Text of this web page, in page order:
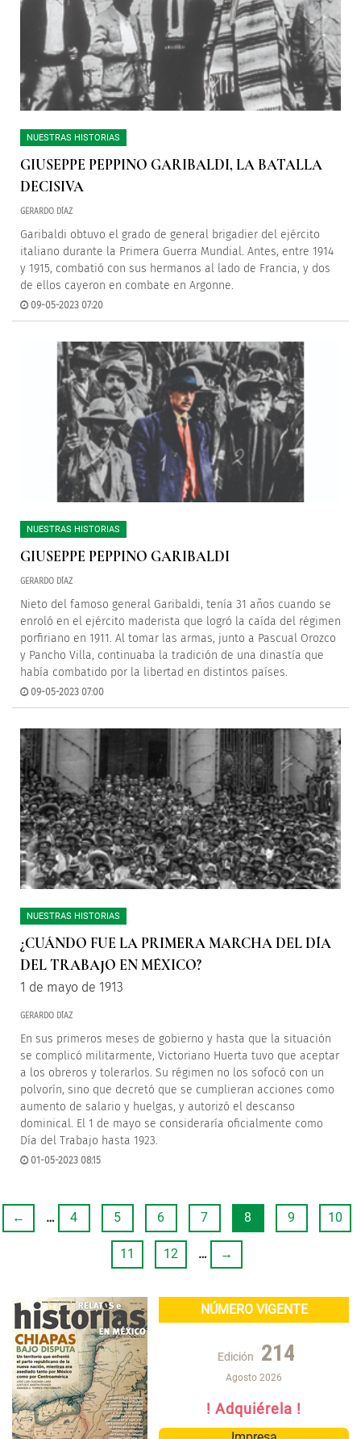
NUESTRAS HISTORIAS
GIUSEPPE PEPPINO GARIBALDI, LA BATALLA
DECISIVA
GERARDO DÍAZ
Garibaldi obtuvo el grado de general brigadier del ejército
italiano durante la Primera Guerra Mundial. Antes, entre 1914
y 1915, combatió con sus hermanos al lado de Francia, y dos
de ellos cayeron en combate en Argonne.
09-05-2023 07:20
NUESTRAS HISTORIAS
GIUSEPPE PEPPINO GARIBALDI
GERARDO DÍAZ
Nieto del famoso general Garibaldi, tenía 31 años cuando se
enroló en el ejército maderista que logró la caída del régimen
porfiriano en 1911. Al tomar las armas, junto a Pascual Orozco
y Pancho Villa, continuaba la tradición de una dinastía que
había combatido por la libertad en distintos países.
09-05-2023 07:00
NUESTRAS HISTORIAS
¿CUÁNDO FUE LA PRIMERA MARCHA DEL DÍA
DEL TRABAJO EN MÉXICO?
1 de mayo de 1913
GERARDO DÍAZ
En sus primeros meses de gobierno y hasta que la situación
se complicó militarmente, Victoriano Huerta tuvo que aceptar
a los obreros y tolerarlos. Su régimen no los sofocó con un
polvorín, sino que decretó que se cumplieran acciones como
aumento de salario y huelgas, y autorizó el descanso
dominical. El 1 de mayo se consideraría oficialmente como
Día del Trabajo hasta 1923.
01-05-2023 08:15
← … 4 5 6 7 8 9 10
11 12 … →
NÚMERO VIGENTE
Edición 214
Agosto 2026
! Adquiérela !